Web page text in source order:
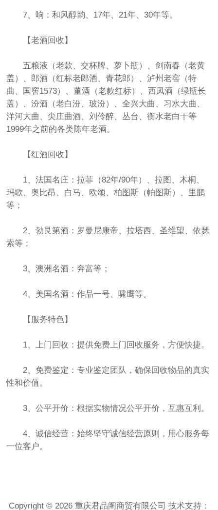
7、响：和风醇韵、17年、21年、30年等。
【老酒回收】
五粮液（老款、交杯牌、萝卜瓶）、剑南春（老黄
盖）、郎酒（红标老郎酒、青花郎）、泸州老窖（特
曲、国窖1573）、董酒（老款红标）、西凤酒（绿瓶长
盖）、汾酒（老白汾、玻汾）、全兴大曲、习水大曲、
洋河大曲、尖庄曲酒、刘伶醉、丛台、衡水老白干等
1999年之前的各类陈年老酒。
【红酒回收】
1、法国名庄：拉菲（82年/90年）、拉图、木桐、
玛歌、奥比昂、白马、欧颂、柏图斯（帕图斯）、里鹏
等；
2、勃艮第酒：罗曼尼康帝、拉塔西、圣维望、依瑟
索等；
3、澳洲名酒：奔富等；
4、美国名酒：作品一号、啸鹰等。
【服务特色】
1、上门回收：提供免费上门回收服务，方便快捷。
2、免费鉴定：专业鉴定团队，确保回收物品的真实
性和价值。
3、公平开价：根据实物情况公平开价，互惠互利。
4、诚信经营：始终坚守诚信经营原则，用心服务每
一位客户。
Copyright © 2026 重庆君品阁商贸有限公司 技术支持：